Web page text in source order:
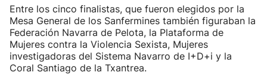
Entre los cinco finalistas, que fueron elegidos por la
Mesa General de los Sanfermines también figuraban la
Federación Navarra de Pelota, la Plataforma de
Mujeres contra la Violencia Sexista, Mujeres
investigadoras del Sistema Navarro de I+D+i y la
Coral Santiago de la Txantrea.